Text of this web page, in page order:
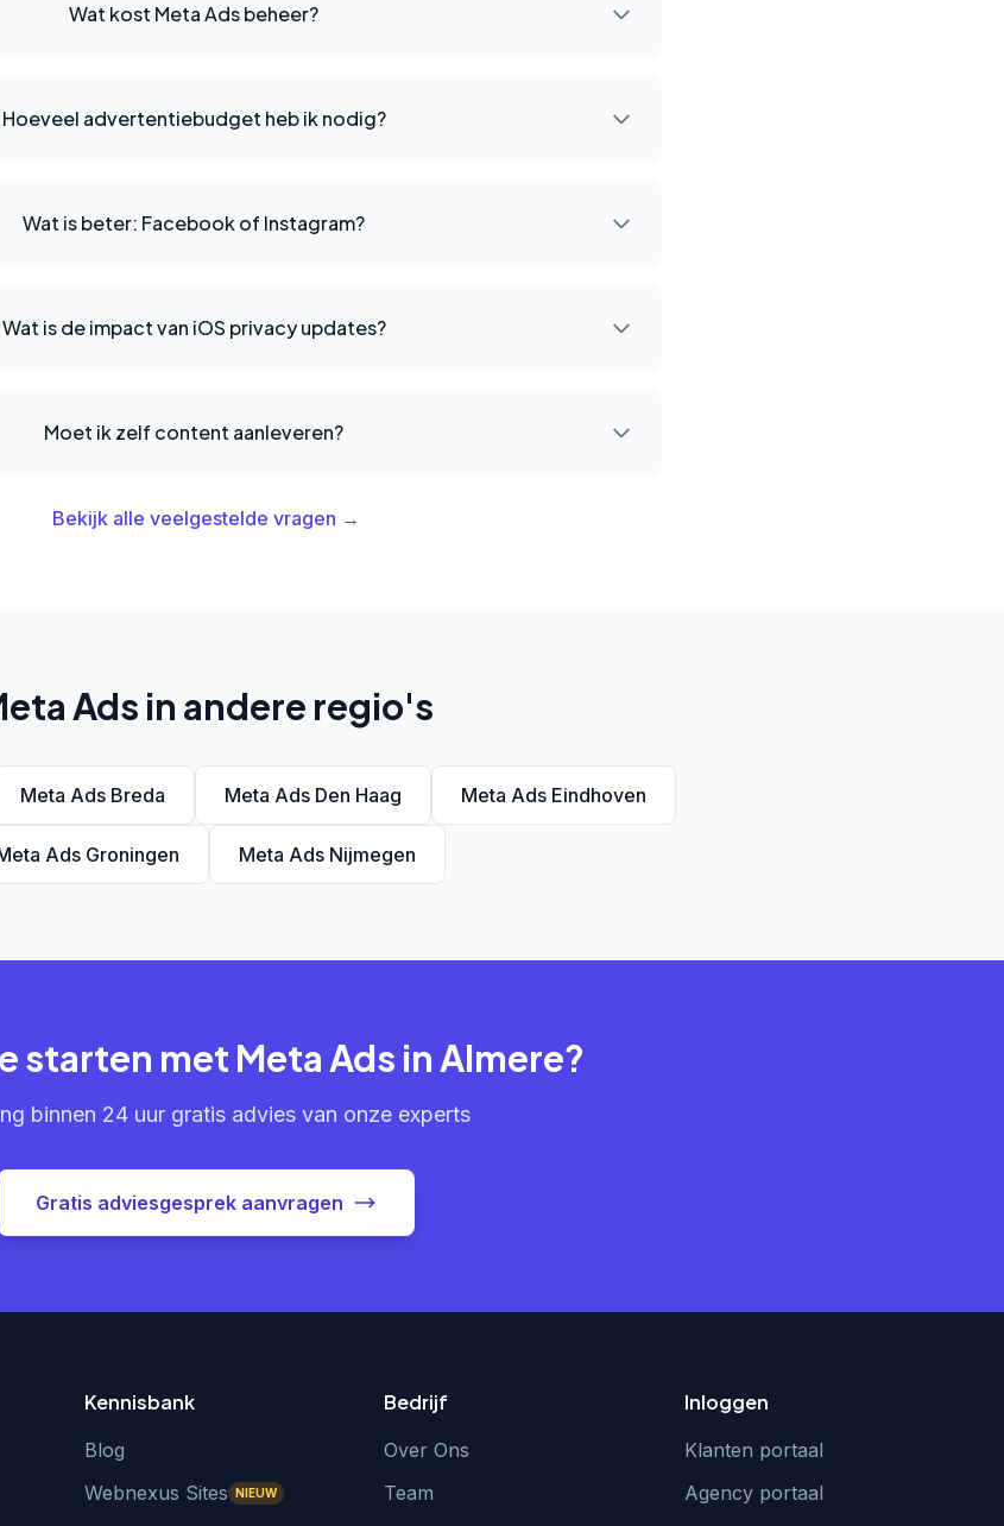
Wat kost Meta Ads beheer?
Hoeveel advertentiebudget heb ik nodig?
Wat is beter: Facebook of Instagram?
Wat is de impact van iOS privacy updates?
Moet ik zelf content aanleveren?
Bekijk alle veelgestelde vragen →
Ads in andere regio's
Meta Ads Breda Meta Ads Den Haag Meta Ads Eindhoven
Ads Groningen Meta Ads Nijmegen
starten met Meta Ads in Almere?
binnen 24 uur gratis advies van onze experts
Gratis adviesgesprek aanvragen
Kennisbank
Blog
Webnexus Sites NIEUW
Bedrijf
Over Ons
Team
Inloggen
Klanten portaal
Agency portaal